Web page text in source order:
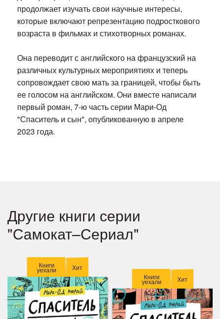
продолжает изучать свои научные интересы,
которые включают репрезентацию подросткового
возраста в фильмах и стихотворных романах.
Она переводит с английского на французский на
различных культурных мероприятиях и теперь
сопровождает свою мать за границей, чтобы быть
ее голосом на английском. Они вместе написали
первый роман, 7-ю часть серии Мари-Од
"Спаситель и сын", опубликованную в апреле
2023 года.
Другие книги серии
"Самокат–Сериал"
Книги
уехали Хит
Книги
уехали Хит